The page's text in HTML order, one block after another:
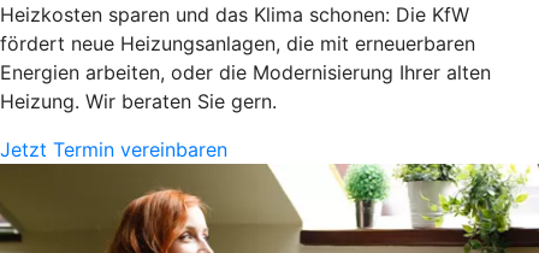
Heizkosten sparen und das Klima schonen: Die KfW
fördert neue Heizungsanlagen, die mit erneuerbaren
Energien arbeiten, oder die Modernisierung Ihrer alten
Heizung. Wir beraten Sie gern.
Jetzt Termin vereinbaren